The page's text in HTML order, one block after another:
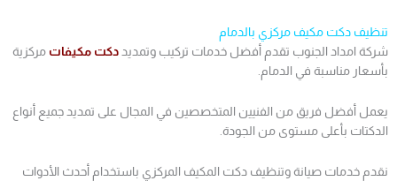
تنظيف دكت مكيف مركزي بالدمام
شركة امداد الجنوب تقدم أفضل خدمات تركيب وتمديد دكت مكيفات مركزية
بأسعار مناسبة في الدمام.
يعمل أفضل فريق من الفنيين المتخصصين في المجال على تمديد جميع أنواع
الدكتات بأعلى مستوى من الجودة.
نقدم خدمات صيانة وتنظيف دكت المكيف المركزي باستخدام أحدث الأدوات